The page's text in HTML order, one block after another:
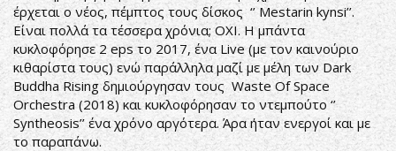
έρχεται ο νέος, πέμπτος τους δίσκος ‘’ Mestarin kynsi’’.
Είναι πολλά τα τέσσερα χρόνια; ΟΧΙ. Η μπάντα
κυκλοφόρησε 2 eps το 2017, ένα Live (με τον καινούριο
κιθαρίστα τους) ενώ παράλληλα μαζί με μέλη των Dark
Buddha Rising δημιούργησαν τους Waste Of Space
Orchestra (2018) και κυκλοφόρησαν το ντεμπούτο ‘’
Syntheosis’’ ένα χρόνο αργότερα. Άρα ήταν ενεργοί και με
το παραπάνω.